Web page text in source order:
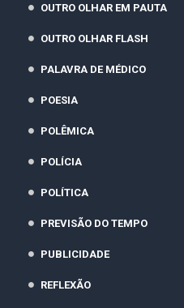
OUTRO OLHAR EM PAUTA
OUTRO OLHAR FLASH
PALAVRA DE MÉDICO
POESIA
POLÊMICA
POLÍCIA
POLÍTICA
PREVISÃO DO TEMPO
PUBLICIDADE
REFLEXÃO